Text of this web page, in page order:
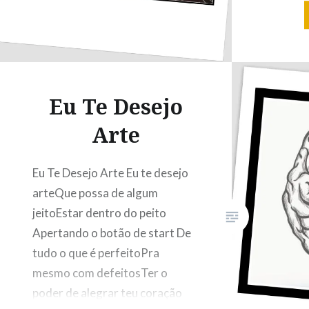
velhas
cante
cante!
só
tenta
Eu Te Desejo
Arte
Eu Te Desejo Arte Eu te desejo
arteQue possa de algum
jeitoEstar dentro do peito
Apertando o botão de start De
tudo o que é perfeitoPra
mesmo com defeitosTer o
poder de alegrar teu coração